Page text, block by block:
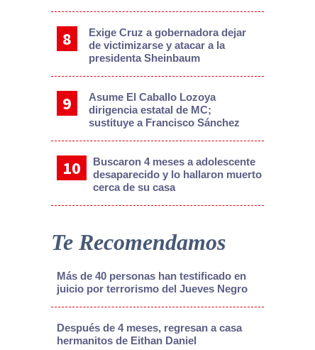
Exige Cruz a gobernadora dejar
de victimizarse y atacar a la
presidenta Sheinbaum
Asume El Caballo Lozoya
dirigencia estatal de MC;
sustituye a Francisco Sánchez
Buscaron 4 meses a adolescente
desaparecido y lo hallaron muerto
cerca de su casa
Te Recomendamos
Más de 40 personas han testificado en
juicio por terrorismo del Jueves Negro
Después de 4 meses, regresan a casa
hermanitos de Eithan Daniel